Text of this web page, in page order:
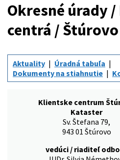
Okresné úrady
centrá /
Aktuality
Úradná tabuľa
Dokumenty na stiahnutie
Klientske centrum
Kataster
Sv. Štefana 79,
943 01 Štúrovo
vedúci / riaditeľ